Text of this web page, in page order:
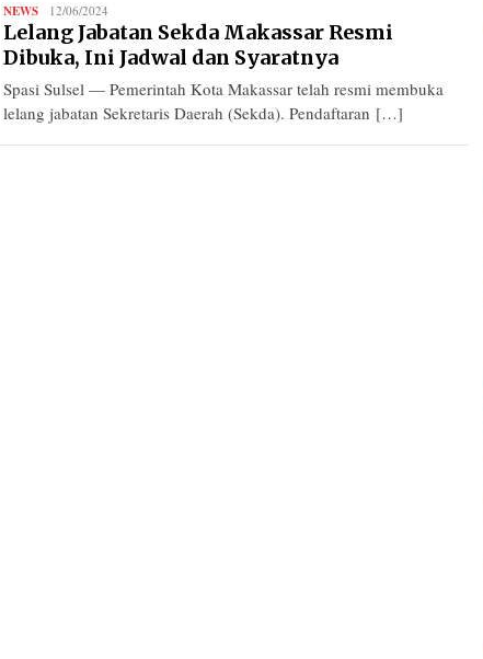
NEWS
kaka
12/06/2024
Lelang Jabatan Sekda Makassar Resmi
Dibuka, Ini Jadwal dan Syaratnya
Spasi Sulsel — Pemerintah Kota Makassar telah resmi membuka
lelang jabatan Sekretaris Daerah (Sekda). Pendaftaran […]